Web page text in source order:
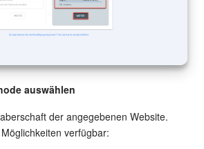
auswählen
der angegebenen Website.
verfügbar: